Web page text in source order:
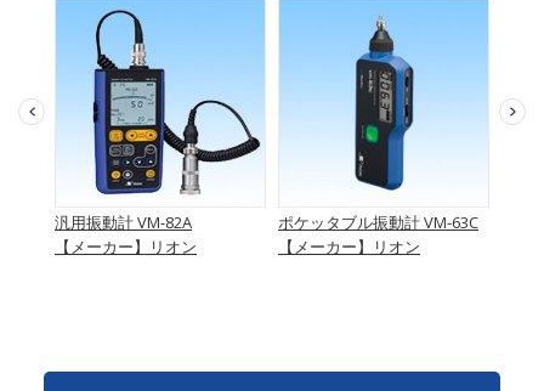
汎用振動計 VM-82A
【メーカー】リオン
ポケッタブル振動計 VM-63C
【メーカー】リオン